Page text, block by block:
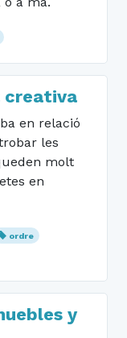
creativa
en relació
les
molt
en
ordre
y